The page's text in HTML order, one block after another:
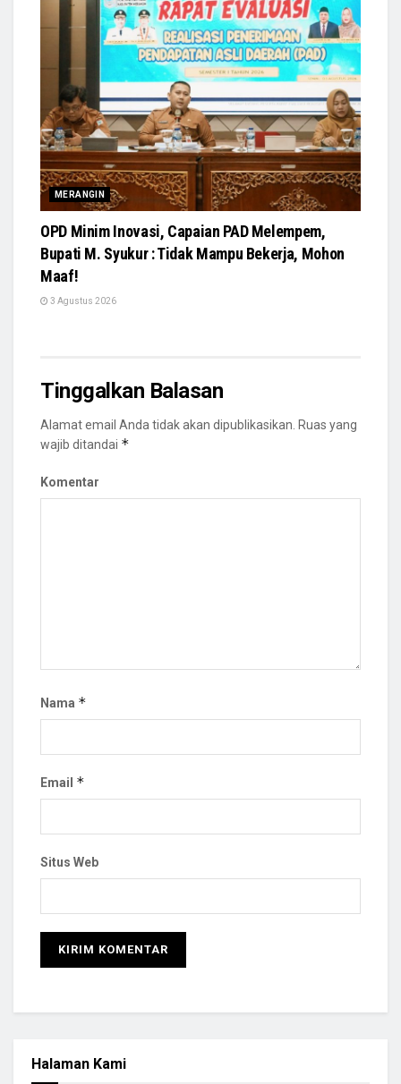
MERANGIN
OPD Minim Inovasi, Capaian PAD Melempem,
Bupati M. Syukur : Tidak Mampu Bekerja, Mohon
Maaf!
3 Agustus 2026
Tinggalkan Balasan
Alamat email Anda tidak akan dipublikasikan. Ruas yang
wajib ditandai *
Komentar
Nama *
Email *
Situs Web
Halaman Kami